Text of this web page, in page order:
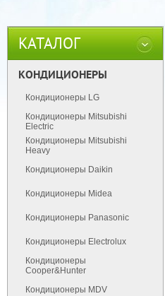
КАТАЛОГ
КОНДИЦИОНЕРЫ
Кондиционеры LG
Кондиционеры Mitsubishi
Electric
Кондиционеры Mitsubishi
Heavy
Кондиционеры Daikin
Кондиционеры Midea
Кондиционеры Panasonic
Кондиционеры Electrolux
Кондиционеры
Cooper&Hunter
Кондиционеры MDV